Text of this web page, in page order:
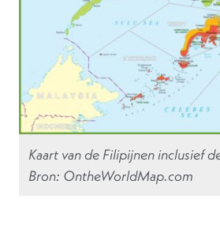
Kaart van de Filipijnen inclusief
Bron: OntheWorldMap.com